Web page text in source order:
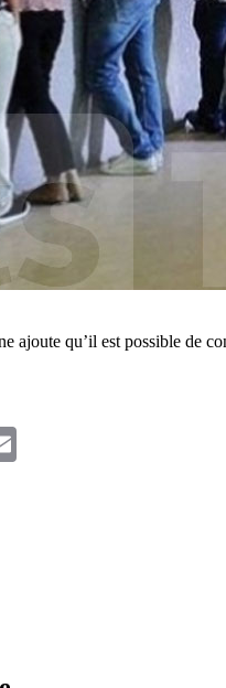
ajoute qu’il est possible de